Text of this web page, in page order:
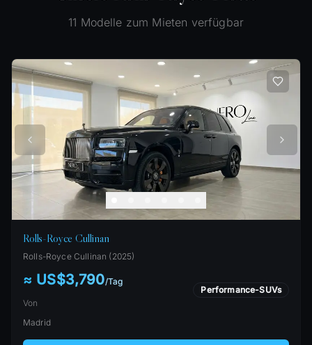
11 Modelle zum Mieten verfügbar
Rolls-Royce Cullinan
Rolls-Royce Cullinan (2025)
≈ US$3,790/Tag
Von
Performance-SUVs
Madrid